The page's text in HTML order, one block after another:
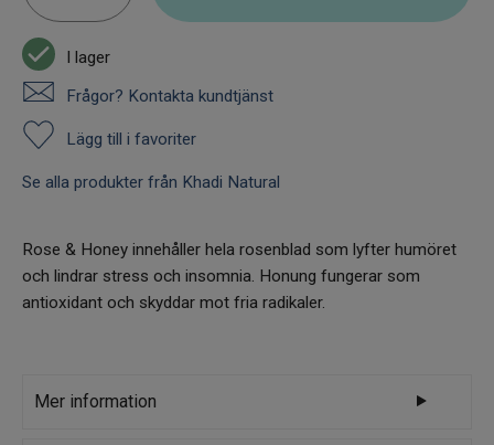
I lager
Frågor? Kontakta kundtjänst
Lägg till i favoriter
Se alla produkter från Khadi Natural
Rose & Honey innehåller hela rosenblad som lyfter humöret
och lindrar stress och insomnia. Honung fungerar som
antioxidant och skyddar mot fria radikaler.
Mer information